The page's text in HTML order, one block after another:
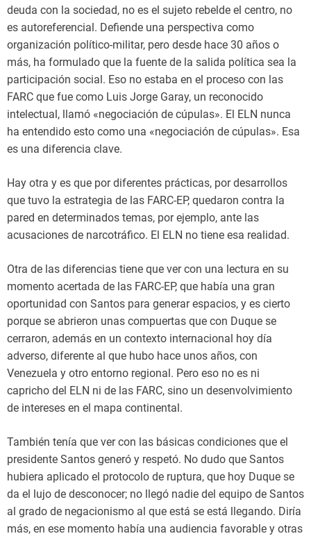
deuda con la sociedad, no es el sujeto rebelde el centro, no
es autoreferencial. Defiende una perspectiva como
organización político-militar, pero desde hace 30 años o
más, ha formulado que la fuente de la salida política sea la
participación social. Eso no estaba en el proceso con las
FARC que fue como Luis Jorge Garay, un reconocido
intelectual, llamó «negociación de cúpulas». El ELN nunca
ha entendido esto como una «negociación de cúpulas». Esa
es una diferencia clave.
Hay otra y es que por diferentes prácticas, por desarrollos
que tuvo la estrategia de las FARC-EP, quedaron contra la
pared en determinados temas, por ejemplo, ante las
acusaciones de narcotráfico. El ELN no tiene esa realidad.
Otra de las diferencias tiene que ver con una lectura en su
momento acertada de las FARC-EP, que había una gran
oportunidad con Santos para generar espacios, y es cierto
porque se abrieron unas compuertas que con Duque se
cerraron, además en un contexto internacional hoy día
adverso, diferente al que hubo hace unos años, con
Venezuela y otro entorno regional. Pero eso no es ni
capricho del ELN ni de las FARC, sino un desenvolvimiento
de intereses en el mapa continental.
También tenía que ver con las básicas condiciones que el
presidente Santos generó y respetó. No dudo que Santos
hubiera aplicado el protocolo de ruptura, que hoy Duque se
da el lujo de desconocer; no llegó nadie del equipo de Santos
al grado de negacionismo al que está se está llegando. Diría
más, en ese momento había una audiencia favorable y otras